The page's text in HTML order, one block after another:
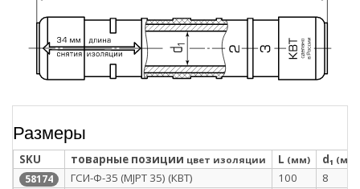
Размеры
SKU товарные позиции цвет изоляции L (мм) d₁ (мм)
58174 ГСИ-Ф-35 (MJPT 35) (КВТ) 100 8